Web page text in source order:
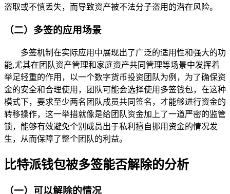
盗取或不慎丢失，而导致资产被不法分子盗用的潜在风险。
（二）多签的应用场景
多签机制在实际应用中展现出了广泛的适用性和强大的功
能,尤其在团队资产管理和家庭资产共同管理等场景中发挥着
举足轻重的作用，以一个数字货币投资团队为例，为了确保资
金的安全和合理使用，团队可能会选择使用多签钱包，在这种
模式下，要求至少两名团队成员共同签名，才能够进行资金的
转移操作，这一举措就像是给团队资金加上了一道严密的监管
锁，能够有效避免个别成员出于私利擅自挪用资金的情况发
生，从而保障了整个团队的利益。
比特派钱包被多签能否解除的分析
（一）可以解除的情况